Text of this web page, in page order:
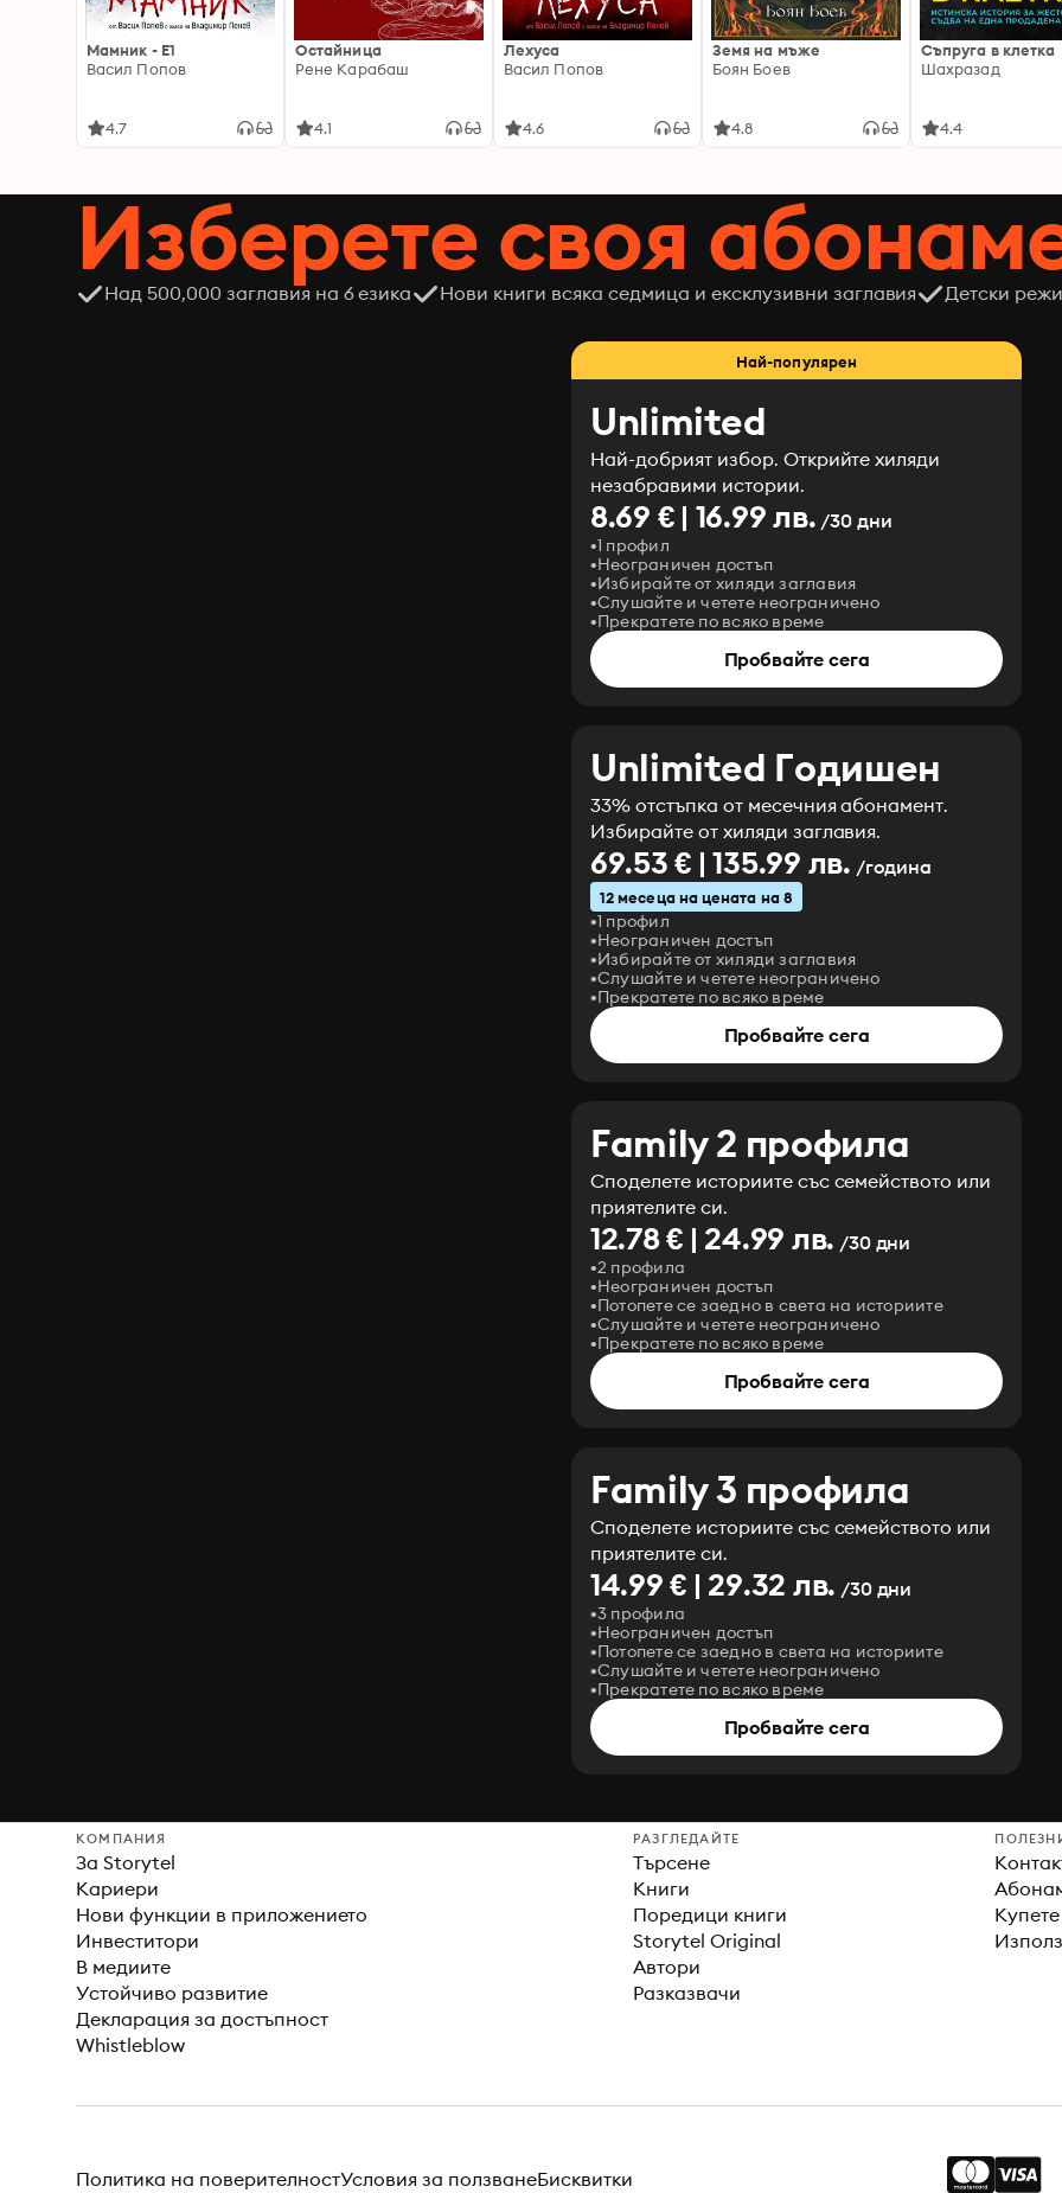
Мамник - E1
Васил Попов
4.7
Остайница
Рене Карабаш
4.1
Лехуса
Васил Попов
4.6
Земя на мъже
Боян Боев
4.8
Съпруга в клетка
Шахразад
4.4
Изберете своя
Над 500,000 заглавия на 6 езика Нови книги всяка седмица и ексклузивни заглавия Детски
Най-популярен
Unlimited
Най-добрият избор. Открийте хиляди
незабравими истории.
8.69 € | 16.99 лв. /30 дни
1 профил
Неограничен достъп
Избирайте от хиляди заглавия
Слушайте и четете неограничено
Прекратете по всяко време
Пробвайте сега
Unlimited Годишен
33% отстъпка от месечния абонамент.
Избирайте от хиляди заглавия.
69.53 € | 135.99 лв. /година
12 месеца на цената на 8
1 профил
Неограничен достъп
Избирайте от хиляди заглавия
Слушайте и четете неограничено
Прекратете по всяко време
Пробвайте сега
Family 2 профила
Споделете историите със семейството или
приятелите си.
12.78 € | 24.99 лв. /30 дни
2 профила
Неограничен достъп
Потопете се заедно в света на историите
Слушайте и четете неограничено
Прекратете по всяко време
Пробвайте сега
Family 3 профила
Споделете историите със семейството или
приятелите си.
14.99 € | 29.32 лв. /30 дни
3 профила
Неограничен достъп
Потопете се заедно в света на историите
Слушайте и четете неограничено
Прекратете по всяко време
Пробвайте сега
КОМПАНИЯ
За Storytel
Кариери
Нови функции в приложението
Инвеститори
В медиите
Устойчиво развитие
Декларация за достъпност
Whistleblow
РАЗГЛЕДАЙТЕ
Търсене
Книги
Поредици книги
Storytel Original
Автори
Разказвачи
Политика на поверителностУсловия за ползванеБисквитки